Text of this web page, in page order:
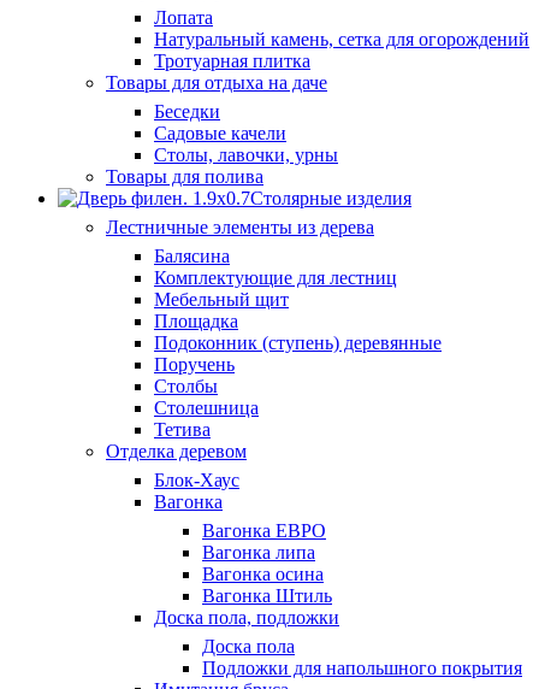
Лопата
Натуральный камень, сетка для огорождений
Тротуарная плитка
Товары для отдыха на даче
Беседки
Садовые качели
Столы, лавочки, урны
Товары для полива
Столярные изделия
Лестничные элементы из дерева
Балясина
Комплектующие для лестниц
Мебельный щит
Площадка
Подоконник (ступень) деревянные
Поручень
Столбы
Столешница
Тетива
Отделка деревом
Блок-Хаус
Вагонка
Вагонка ЕВРО
Вагонка липа
Вагонка осина
Вагонка Штиль
Доска пола, подложки
Доска пола
Подложки для напольшного покрытия